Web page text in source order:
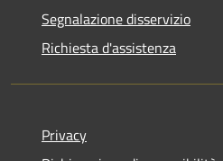
Segnalazione disservizio
Richiesta d'assistenza
Privacy